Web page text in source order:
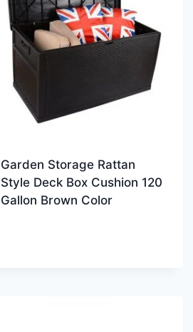
Garden Storage Rattan
Style Deck Box Cushion 120
Gallon Brown Color